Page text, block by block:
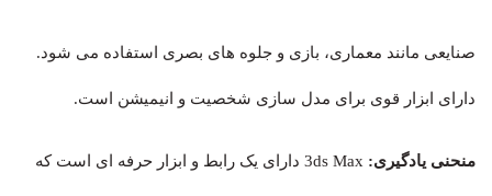
صنایعی مانند معماری، بازی و جلوه های بصری استفاده می شود.
دارای ابزار قوی برای مدل سازی شخصیت و انیمیشن است.
منحنی یادگیری: 3ds Max دارای یک رابط و ابزار حرفه ای است که